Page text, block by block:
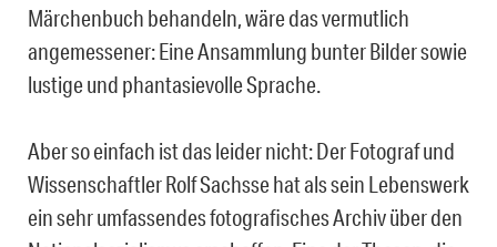
Märchenbuch behandeln, wäre das vermutlich
angemessener: Eine Ansammlung bunter Bilder sowie
lustige und phantasievolle Sprache.
Aber so einfach ist das leider nicht: Der Fotograf und
Wissenschaftler Rolf Sachsse hat als sein Lebenswerk
ein sehr umfassendes fotografisches Archiv über den